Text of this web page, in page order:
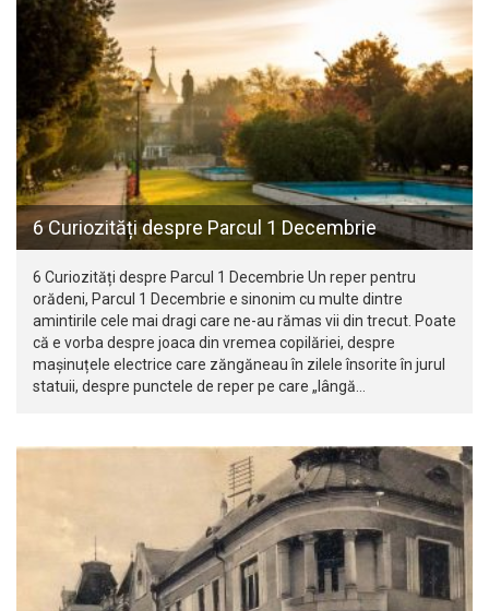
6 Curiozități despre Parcul 1 Decembrie
6 Curiozități despre Parcul 1 Decembrie Un reper pentru
orădeni, Parcul 1 Decembrie e sinonim cu multe dintre
amintirile cele mai dragi care ne-au rămas vii din trecut. Poate
că e vorba despre joaca din vremea copilăriei, despre
mașinuțele electrice care zăngăneau în zilele însorite în jurul
statuii, despre punctele de reper pe care „lângă…